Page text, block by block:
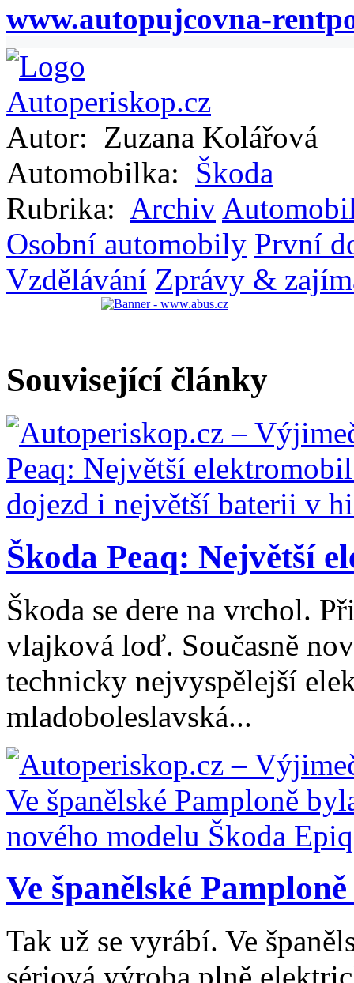
www.autopujcovna-
Autor: Zuzana Kolářová
Automobilka: Škoda
Rubrika: Archiv
Osobní automobily První
Vzdělávání Zprávy &
Související články
Škoda Peaq: Největší
Škoda se dere na vrchol.
vlajková loď. Současně
technicky nejvyspělejší
mladoboleslavská...
Ve španělské
Tak už se vyrábí. Ve